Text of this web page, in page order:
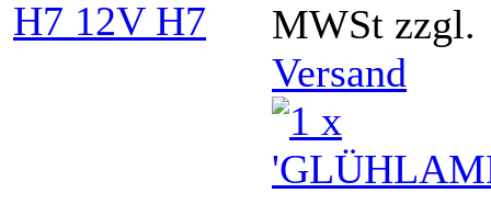
MWSt zzgl.
Versand